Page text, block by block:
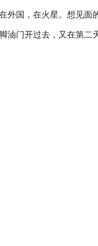
外国，在火星。想见面
油门开过去，又在第